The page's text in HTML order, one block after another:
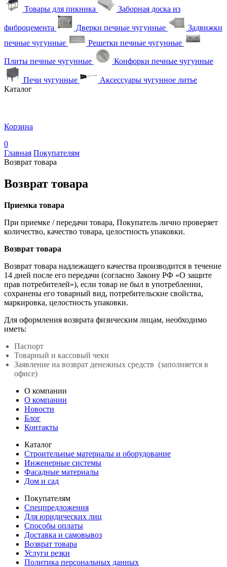
Товары для пикника Заборная доска из
фиброцемента Дверки печные чугунные
Задвижки
печные чугунные
Решетки печные чугунные
Плиты печные чугунные Конфорки печные чугунные
Печи чугунные
Аксессуары чугунное литье
Каталог
Корзина
0
Главная Покупателям
Возврат товара
Возврат товара
Приемка товара
При приемке / передачи товара, Покупатель лично проверяет
количество, качество товара, целостность упаковки.
Возврат товара
Возврат товара надлежащего качества производится в течение
14 дней после его передачи (согласно Закону РФ «О защите
прав потребителей»), если товар не был в употреблении,
сохранены его товарный вид, потребительские свойства,
маркировка, целостность упаковки.
Для оформления возврата физическим лицам, необходимо
иметь:
Паспорт
Товарный и кассовый чеки
Заявление на возврат денежных средств (заполняется в
офисе)
О компании
О компании
Новости
Блог
Контакты
Каталог
Строительные материалы и оборудование
Инженерные системы
Фасадные материалы
Дом и сад
Покупателям
Спецпредложения
Для юридических лиц
Способы оплаты
Доставка и самовывоз
Возврат товара
Услуги резки
Политика персональных данных